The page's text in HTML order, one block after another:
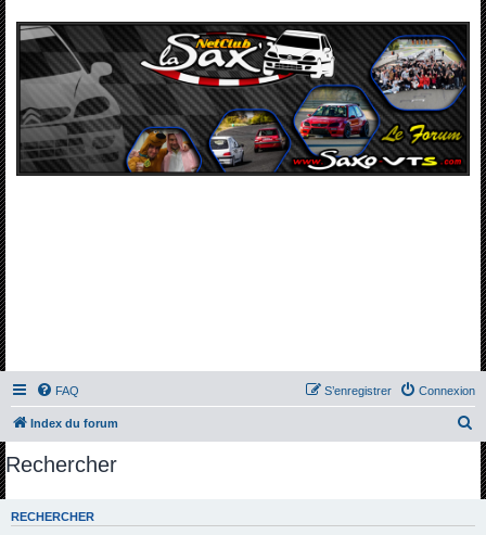
FAQ Connexion
S’enregistrer
Index du forum
e
Rechercher
RECHERCHER